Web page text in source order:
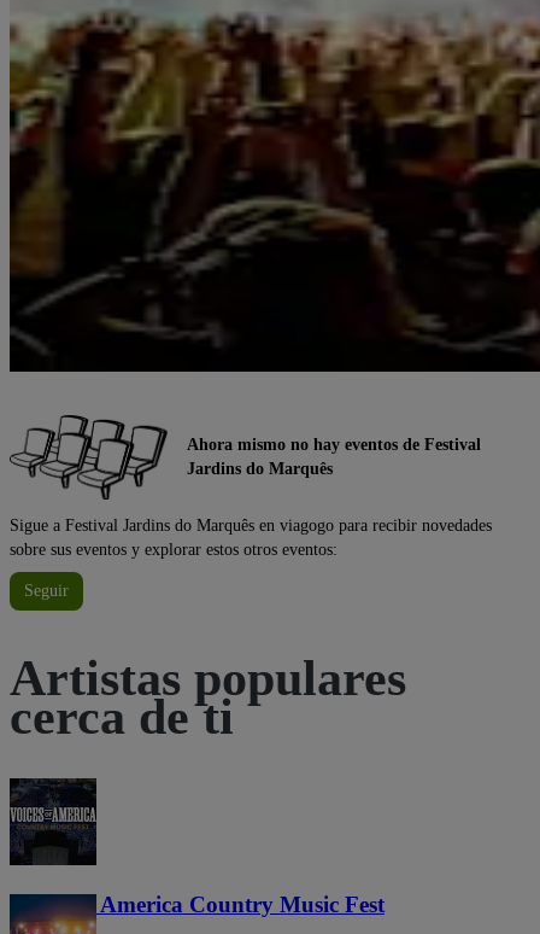
Ahora mismo no hay eventos de Festival
Jardins do Marquês
Sigue a Festival Jardins do Marquês en viagogo para recibir novedades
sobre sus eventos y explorar estos otros eventos:
Seguir
Artistas populares
cerca de ti
Voices of America Country Music Fest